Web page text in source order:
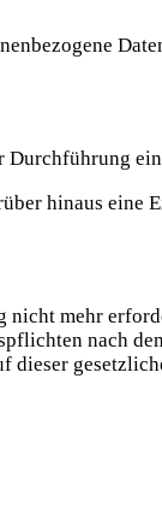
hinaus
mehr
nach
dieser